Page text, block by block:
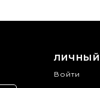
ЛИЧНЫЙ
Войти